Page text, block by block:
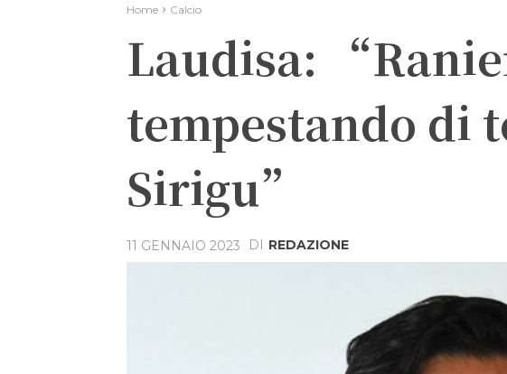
Home Calcio
Laudisa:
tempestando di
Sirigu”
11 GENNAIO 2023 DI REDAZIONE